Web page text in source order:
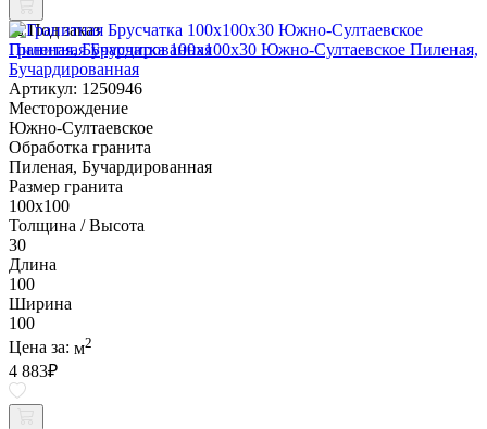
Под заказ
Гранитная Брусчатка 100х100x30 Южно-Султаевское Пиленая,
Бучардированная
Артикул: 1250946
Месторождение
Южно-Султаевское
Обработка гранита
Пиленая, Бучардированная
Размер гранита
100х100
Толщина / Высота
30
Длина
100
Ширина
100
Цена за: м2
4 883₽